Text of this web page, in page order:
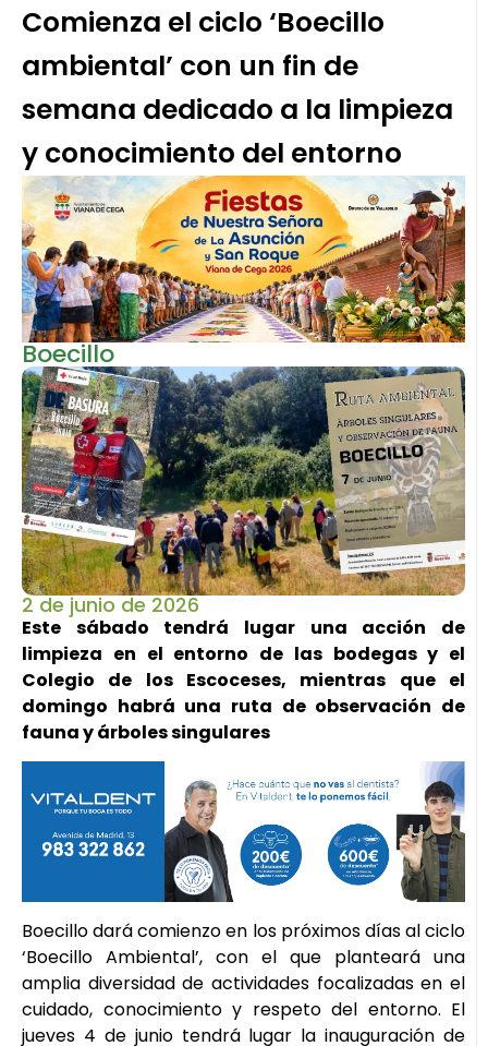
Comienza el ciclo ‘Boecillo
ambiental’ con un fin de
semana dedicado a la limpieza
y conocimiento del entorno
Boecillo
2 de junio de 2026
Este sábado tendrá lugar una acción de
limpieza en el entorno de las bodegas y el
Colegio de los Escoceses, mientras que el
domingo habrá una ruta de observación de
fauna y árboles singulares
Boecillo dará comienzo en los próximos días al ciclo
‘Boecillo Ambiental’, con el que planteará una
amplia diversidad de actividades focalizadas en el
cuidado, conocimiento y respeto del entorno. El
jueves 4 de junio tendrá lugar la inauguración de